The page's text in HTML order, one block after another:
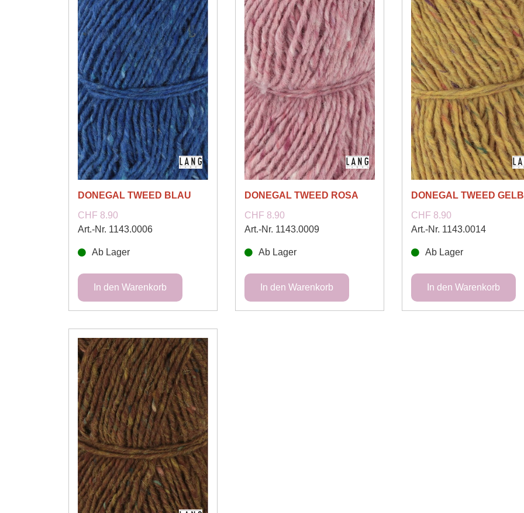
DONEGAL TWEED BLAU
CHF 8.90
Art.-Nr. 1143.0006
Ab Lager
DONEGAL TWEED ROSA
CHF 8.90
Art.-Nr. 1143.0009
Ab Lager
DONEGAL TWEED GELB
CHF 8.90
Art.-Nr. 1143.0014
Ab Lager